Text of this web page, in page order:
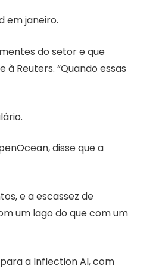
em janeiro.
do setor e que
Reuters. “Quando essas
disse que a
e a escassez de
um lago do que com um
a Inflection AI, com